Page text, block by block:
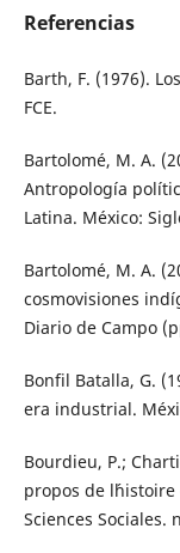
Referencias
Barth, F. (1976).
FCE.
Bartolomé, M. A.
Antropología
Latina. México:
Bartolomé, M. A.
cosmovisiones
Diario de Campo
Bonfil Batalla, G.
era industrial.
Bourdieu, P.;
propos de
Sciences Sociales.